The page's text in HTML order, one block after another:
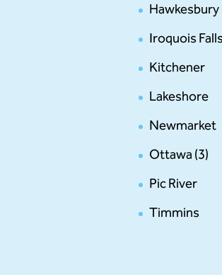
Hawkesbury
Iroquois
Kitchener
Lakeshore
Newmarket
Ottawa (3)
Pic River
Timmins